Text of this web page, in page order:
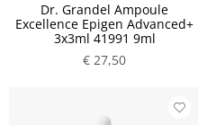
Dr. Grandel Ampoule
Excellence Epigen Advanced+
3x3ml 41991 9ml
€ 27,50